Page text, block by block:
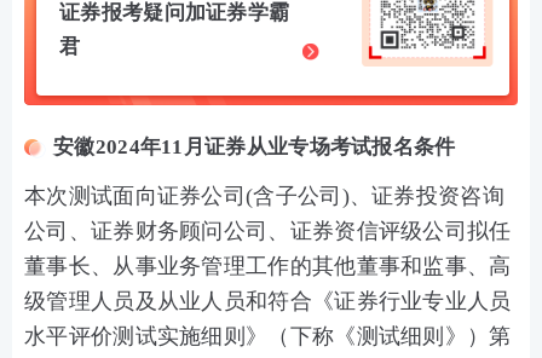
证券报考疑问加证券学霸
君
安徽2024年11月证券从业专场考试报名条件
本次测试面向证券公司(含子公司)、证券投资咨询
公司、证券财务顾问公司、证券资信评级公司拟任
董事长、从事业务管理工作的其他董事和监事、高
级管理人员及从业人员和符合《证券行业专业人员
水平评价测试实施细则》（下称《测试细则》）第